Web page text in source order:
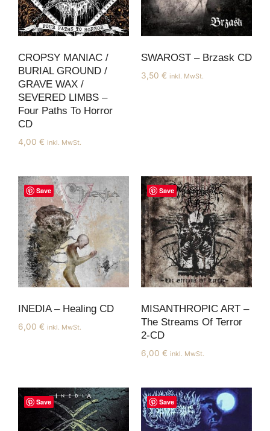
CROPSY MANIAC /
BURIAL GROUND /
GRAVE WAX /
SEVERED LIMBS –
Four Paths To Horror
CD
4,00 € inkl. MwSt.
SWAROST – Brzask CD
3,50 € inkl. MwSt.
Save
INEDIA – Healing CD
6,00 € inkl. MwSt.
Save
MISANTHROPIC ART –
The Streams Of Terror
2-CD
6,00 € inkl. MwSt.
Save Save